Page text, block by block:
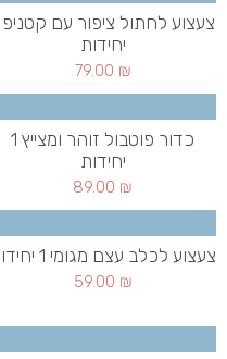
יחידות
79.00 ₪
כדור פוטבול זוהר ומצייץ 1
יחידות
89.00 ₪
צעצוע לכלב עצם מגומי 1 יחידות
59.00 ₪